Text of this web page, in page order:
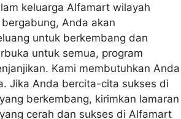
keluarga Alfamart wilayah
Anda akan
untuk berkembang dan
untuk semua, program
Kami membutuhkan Anda
Jika Anda bercita-cita sukses di
berkembang, kirimkan lamaran
cerah dan sukses di Alfamart